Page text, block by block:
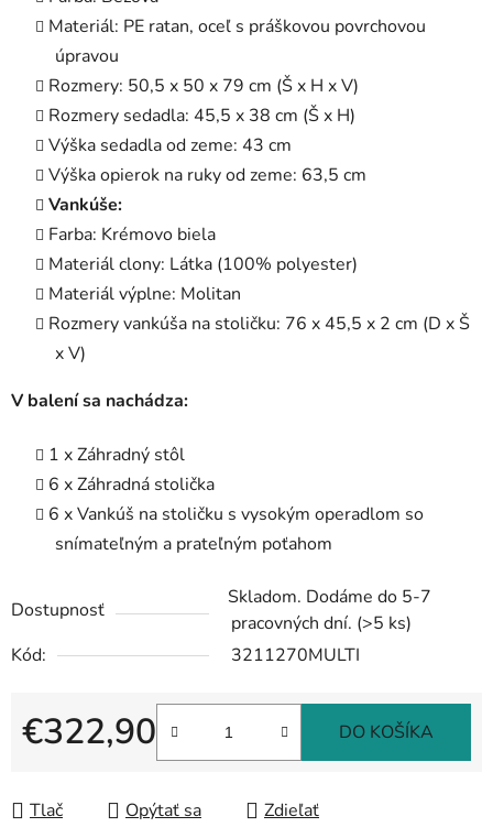
Materiál: PE ratan, oceľ s práškovou povrchovou
úpravou
Rozmery: 50,5 x 50 x 79 cm (Š x H x V)
Rozmery sedadla: 45,5 x 38 cm (Š x H)
Výška sedadla od zeme: 43 cm
Výška opierok na ruky od zeme: 63,5 cm
Vankúše:
Farba: Krémovo biela
Materiál clony: Látka (100% polyester)
Materiál výplne: Molitan
Rozmery vankúša na stoličku: 76 x 45,5 x 2 cm (D x Š
x V)
V balení sa nachádza:
1 x Záhradný stôl
6 x Záhradná stolička
6 x Vankúš na stoličku s vysokým operadlom so
snímateľným a prateľným poťahom
Dostupnosť
Skladom. Dodáme do 5-7
pracovných dní. (>5 ks)
Kód:
3211270MULTI
€322,90 DO KOŠÍKA
Tlač Opýtať sa Zdieľať